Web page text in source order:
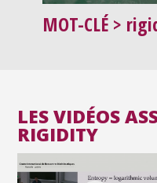
MOT-CLÉ >
LES VIDÉOS
RIGIDITY